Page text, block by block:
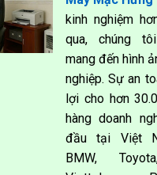
kinh nghiệm
qua, chúng
mang đến hình
nghiệp. Sự an
lợi cho hơn
hàng doanh
đầu tại Việt
BMW,